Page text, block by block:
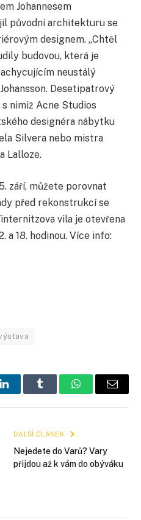
Johannesem
původní architekturu se
designem. „Chtěl
budovou, která je
neustálý
Desetipatrový
nimiž Acne Studios
designéra nábytku
Silvera nebo mistra
Lalloze.
září, můžete porovnat
před rekonstrukcí se
vila je otevřena
a 18. hodinou. Více info:
LinkedInTumblr WhatsApp
E-
DALŠÍ ČLÁNEK
Nejedete do Varů? Vary
přijdou až k vám do obýváku